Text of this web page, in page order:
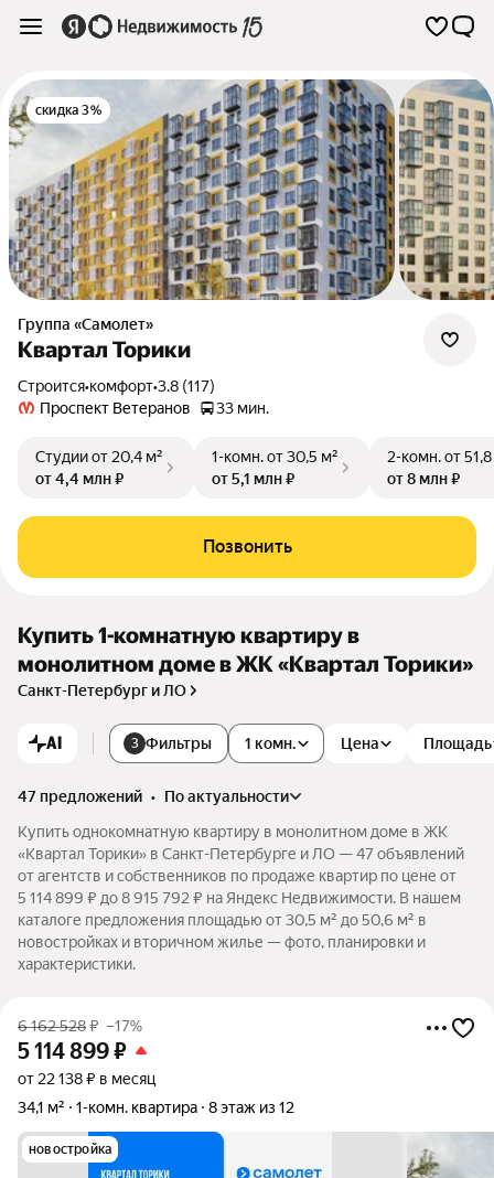
скидка 3%
Группа «Самолет»
Квартал Торики
Строится•комфорт•3.8 (117)
Проспект Ветеранов
33 мин.
Студииот 20,4 м²
от 4,4 млн ₽
1-комн.от 30,5 м²
от 5,1 млн ₽
2-комн.от
от 8 млн ₽
Позвонить
Купить 1-комнатную квартиру в
монолитном доме в ЖК «Квартал Торики»
Санкт-Петербург и ЛО
AI 3 Фильтры 1 комн. Цена Площадь
47 предложений •
по актуальности
Купить однокомнатную квартиру в монолитном доме в ЖК
«Квартал Торики» в Санкт-Петербурге и ЛО — 47 объявлений
от агентств и собственников по продаже квартир по цене от
5 114 899 ₽ до 8 915 792 ₽ на Яндекс Недвижимости. В нашем
каталоге предложения площадью от 30,5 м² до 50,6 м² в
новостройках и вторичном жилье — фото, планировки и
характеристики.
6 162 528₽ –17%
5 114 899₽
от 22 138 ₽ в месяц
34,1 м²
1-комн. квартира 8 этаж из 12
новостройка